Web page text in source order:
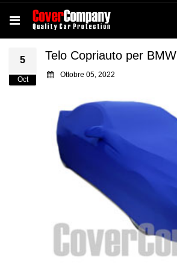
5
Oct
Telo Copriauto per BMW
Ottobre 05, 2022